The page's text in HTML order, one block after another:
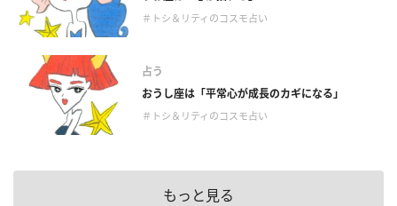
＃トシ＆リティのコスモ占い
占う
おうし座は「平常心が成長のカギになる」
＃トシ＆リティのコスモ占い
もっと見る